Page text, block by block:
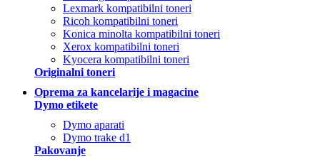
Lexmark kompatibilni toneri
Ricoh kompatibilni toneri
Konica minolta kompatibilni toneri
Xerox kompatibilni toneri
Kyocera kompatibilni toneri
Originalni toneri
Oprema za kancelarije i magacine
Dymo etikete
Dymo aparati
Dymo trake d1
Pakovanje